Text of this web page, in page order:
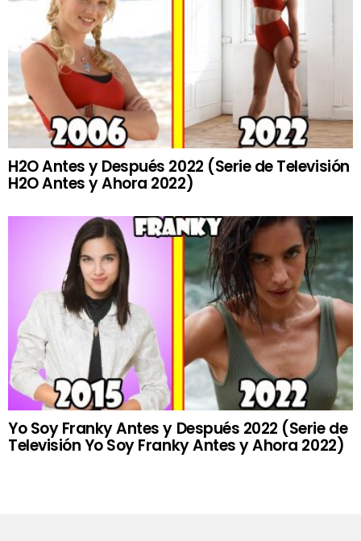
H2O Antes y Después 2022 (Serie de Televisión
H2O Antes y Ahora 2022)
Yo Soy Franky Antes y Después 2022 (Serie de
Televisión Yo Soy Franky Antes y Ahora 2022)